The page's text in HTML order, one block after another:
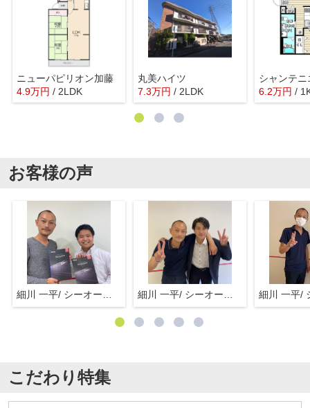
ニューパピリオン加藤
4.9万円 / 2LDK
丸美ハイツ
7.3万円 / 2LDK
シャンテニ
6.2万円 /
お客様の声
細川 一平/ シーオーエム(株) 細川 一平/ シーオーエム(株)
こだわり特集